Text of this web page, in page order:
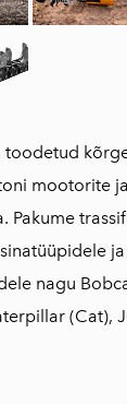
toodetud
mootorite
Pakume
nagu
(Cat),